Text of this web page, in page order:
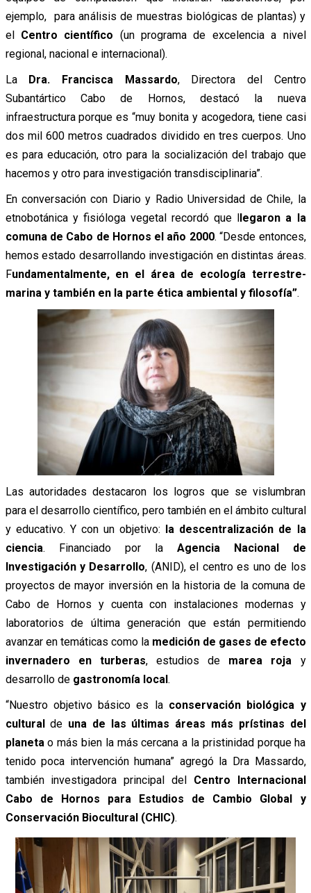
ejemplo, para análisis de muestras biológicas de plantas) y
el Centro científico (un programa de excelencia a nivel
regional, nacional e internacional).
La Dra. Francisca Massardo, Directora del Centro
Subantártico Cabo de Hornos, destacó la nueva
infraestructura porque es “muy bonita y acogedora, tiene casi
dos mil 600 metros cuadrados dividido en tres cuerpos. Uno
es para educación, otro para la socialización del trabajo que
hacemos y otro para investigación transdisciplinaria”.
En conversación con Diario y Radio Universidad de Chile, la
etnobotánica y fisióloga vegetal recordó que llegaron a la
comuna de Cabo de Hornos el año 2000. “Desde entonces,
hemos estado desarrollando investigación en distintas áreas.
Fundamentalmente, en el área de ecología terrestre-
marina y también en la parte ética ambiental y filosofía”.
Las autoridades destacaron los logros que se vislumbran
para el desarrollo científico, pero también en el ámbito cultural
y educativo. Y con un objetivo: la descentralización de la
ciencia. Financiado por la Agencia Nacional de
Investigación y Desarrollo, (ANID), el centro es uno de los
proyectos de mayor inversión en la historia de la comuna de
Cabo de Hornos y cuenta con instalaciones modernas y
laboratorios de última generación que están permitiendo
avanzar en temáticas como la medición de gases de efecto
invernadero en turberas, estudios de marea roja y
desarrollo degastronomía local.
“Nuestro objetivo básico es la conservación biológica y
culturalde una de las últimas áreas más prístinas del
planeta o más bien la más cercana a la pristinidad porque ha
tenido poca intervención humana” agregó la Dra Massardo,
también investigadora principal del Centro Internacional
Cabo de Hornos para Estudios de Cambio Global y
Conservación Biocultural (CHIC).